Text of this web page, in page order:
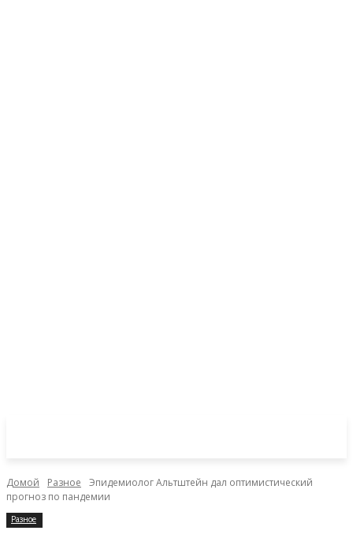
Домой Разное
Эпидемиолог Альтштейн дал оптимистический
прогноз по пандемии
Разное